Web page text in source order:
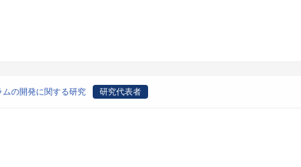
の開発に関する研究 研究代表者